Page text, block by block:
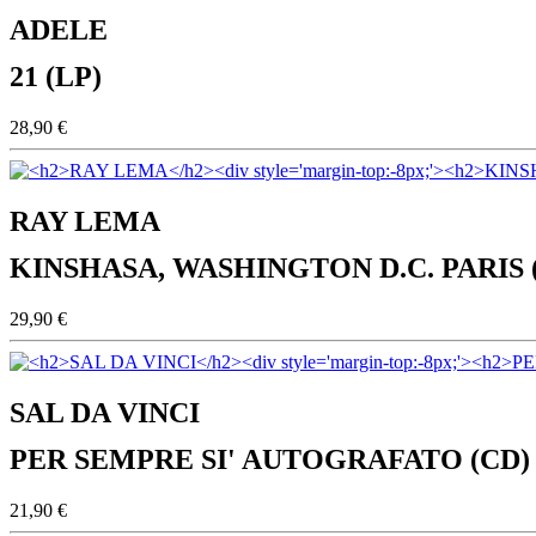
ADELE
21 (LP)
28,90 €
RAY LEMA
KINSHASA, WASHINGTON D.C. PARIS
29,90 €
SAL DA VINCI
PER SEMPRE SI' AUTOGRAFATO (CD)
21,90 €